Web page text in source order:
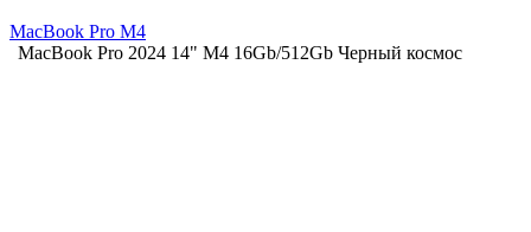
MacBook Pro M4
MacBook Pro 2024 14" M4 16Gb/512Gb Черный космос